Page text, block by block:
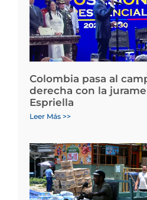
Colombia pasa al
derecha con la
Espriella
Leer Más >>